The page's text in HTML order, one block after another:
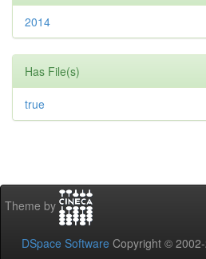
2014
Has File(s)
true
Theme by
DSpace Software Copyright ©